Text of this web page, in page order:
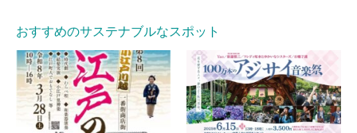
おすすめのサステナブルなスポット